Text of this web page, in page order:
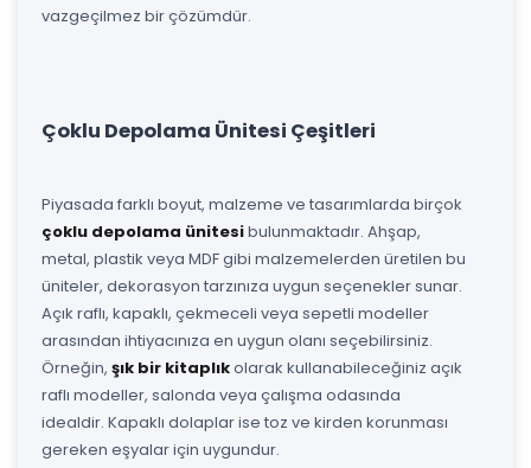
vazgeçilmez bir çözümdür.
Çoklu Depolama Ünitesi Çeşitleri
Piyasada farklı boyut, malzeme ve tasarımlarda birçok
çoklu depolama ünitesibulunmaktadır. Ahşap,
metal, plastik veya MDF gibi malzemelerden üretilen bu
üniteler, dekorasyon tarzınıza uygun seçenekler sunar.
Açık raflı, kapaklı, çekmeceli veya sepetli modeller
arasından ihtiyacınıza en uygun olanı seçebilirsiniz.
Örneğin, şık bir kitaplıkolarak kullanabileceğiniz açık
raflı modeller, salonda veya çalışma odasında
idealdir. Kapaklı dolaplar ise toz ve kirden korunması
gereken eşyalar için uygundur.